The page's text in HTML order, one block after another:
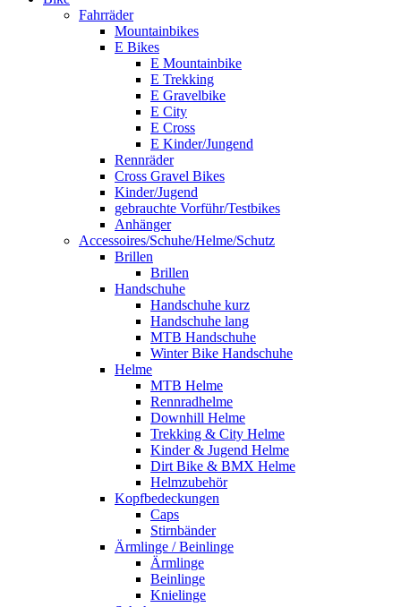
Fahrräder
Mountainbikes
E Bikes
E Mountainbike
E Trekking
E Gravelbike
E City
E Cross
E Kinder/Jungend
Rennräder
Cross Gravel Bikes
Kinder/Jugend
gebrauchte Vorführ/Testbikes
Anhänger
Accessoires/Schuhe/Helme/Schutz
Brillen
Brillen
Handschuhe
Handschuhe kurz
Handschuhe lang
MTB Handschuhe
Winter Bike Handschuhe
Helme
MTB Helme
Rennradhelme
Downhill Helme
Trekking & City Helme
Kinder & Jugend Helme
Dirt Bike & BMX Helme
Helmzubehör
Kopfbedeckungen
Caps
Stirnbänder
Ärmlinge / Beinlinge
Ärmlinge
Beinlinge
Knielinge